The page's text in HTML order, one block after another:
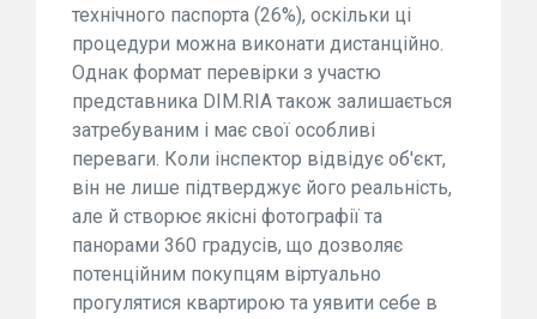
технічного паспорта (26%), оскільки ці
процедури можна виконати дистанційно.
Однак формат перевірки з участю
представника DIM.RIA також залишається
затребуваним і має свої особливі
переваги. Коли інспектор відвідує об'єкт,
він не лише підтверджує його реальність,
але й створює якісні фотографії та
панорами 360 градусів, що дозволяє
потенційним покупцям віртуально
прогулятися квартирою та уявити себе в